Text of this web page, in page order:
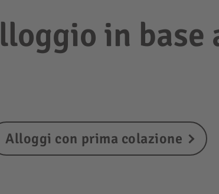
in base
Alloggi con prima colazione